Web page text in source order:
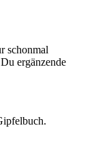
schonmal
ergänzende